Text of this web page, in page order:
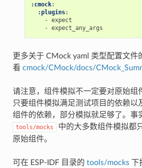
:cmock:
:plugins:
- expect
- expect_any_args
更多关于 CMock yaml 类型配置文件
看 cmock/CMock/docs/
请注意，组件模拟不一定要对原始组
只要组件模拟满足测试项目的依赖以
组件的依赖，部分模拟就足够了。事
tools/mocks
中的大多数组件模拟都
原始组件。
可在 ESP-IDF 目录的 tools/mocks下